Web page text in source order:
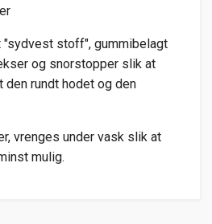
stoff", gummibelagt
og snorstopper slik at
den rundt hodet og den
vrenges under vask slik at
mulig.